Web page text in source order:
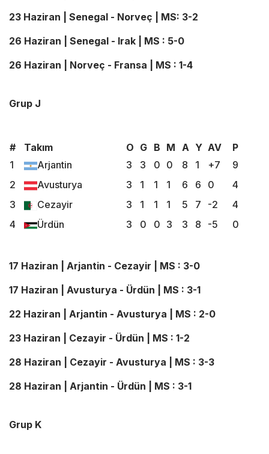
23 Haziran | Senegal - Norveç | MS: 3-2
26 Haziran | Senegal - Irak | MS : 5-0
26 Haziran | Norveç - Fransa | MS : 1-4
Grup J
# Takım O G B M A Y AV
P
1
Arjantin 3 3 0 0 8 1 +7
9
2
Avusturya 3 1 1 1 6 6 0
4
3
Cezayir 3 1 1 1 5 7 -2
4
4
Ürdün 3 0 0 3 3 8 -5 0
17 Haziran | Arjantin - Cezayir | MS : 3-0
17 Haziran | Avusturya - Ürdün | MS : 3-1
22 Haziran | Arjantin - Avusturya | MS : 2-0
23 Haziran | Cezayir - Ürdün | MS : 1-2
28 Haziran | Cezayir - Avusturya | MS : 3-3
28 Haziran | Arjantin - Ürdün | MS : 3-1
Grup K